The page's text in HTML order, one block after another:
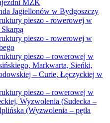
MZK
Jagiellonów w Bydgoszczy
pieszo - rowerowej w
pieszo - rowerowej w
pieszo – rowerowej w
Markwarta, Sieńki,
– Curie, Łęczyckiej w
pieszo – rowerowej w
Wyzwolenia (Sudecka –
(Wyzwolenia – pętla